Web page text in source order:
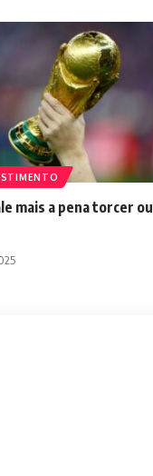
mais a pena torcer ou